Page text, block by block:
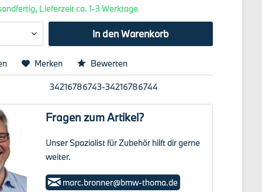
Lieferzeit ca. 1-3 Werktage
In denWarenkorb
Merken Bewerten
34216786743-34216786744
Fragen zum Artikel?
Unser Spazialist für Zubehör hilft dir gerne
weiter.
marc.bronner@bmw-thoma.de